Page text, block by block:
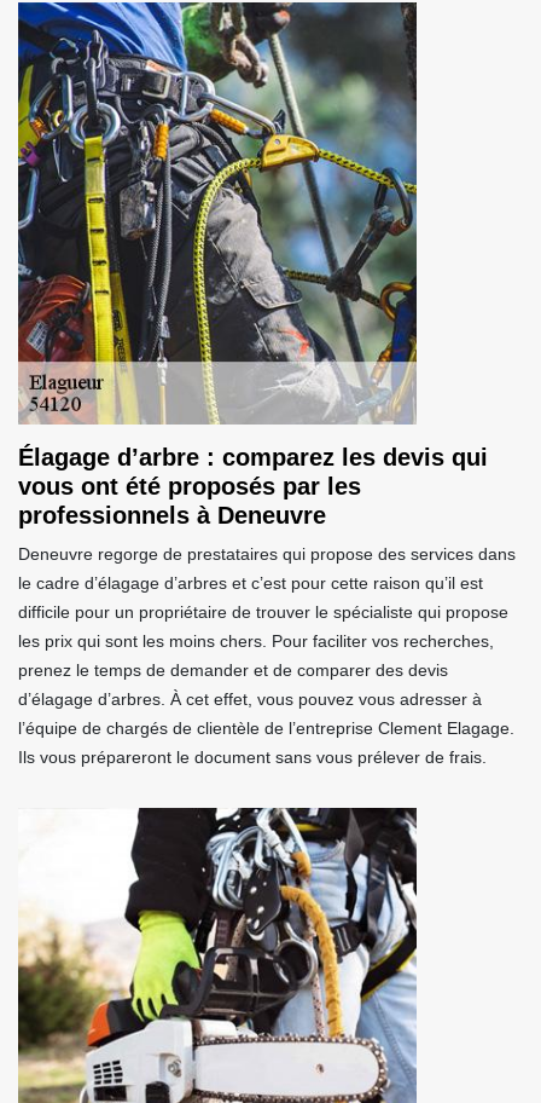
Élagage d’arbre : comparez les devis qui
vous ont été proposés par les
professionnels à Deneuvre
Deneuvre regorge de prestataires qui propose des services dans
le cadre d’élagage d’arbres et c’est pour cette raison qu’il est
difficile pour un propriétaire de trouver le spécialiste qui propose
les prix qui sont les moins chers. Pour faciliter vos recherches,
prenez le temps de demander et de comparer des devis
d’élagage d’arbres. À cet effet, vous pouvez vous adresser à
l’équipe de chargés de clientèle de l’entreprise Clement Elagage.
Ils vous prépareront le document sans vous prélever de frais.